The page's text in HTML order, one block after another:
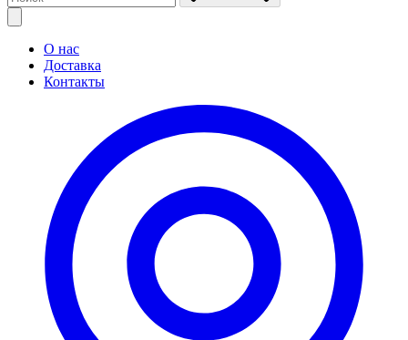
О нас
Доставка
Контакты